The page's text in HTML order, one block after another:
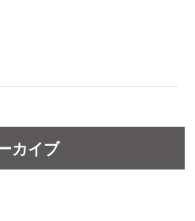
カイブ